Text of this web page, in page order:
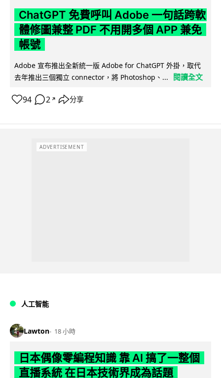
ChatGPT 免費呼叫 Adobe 一句話跨軟
體修圖兼整 PDF 不用開多個 APP 兼免
帳號
Adobe 宣布推出全新統一版 Adobe for ChatGPT 外掛，取代
去年推出三個獨立 connector，將 Photoshop、...
閱讀全文
94 2 ↗ 分享
ADVERTISEMENT
人工智能
Lawton 18 小時
日本偶像零編程知識 靠 AI 搞了一整個
直播系統 在日本技術界成為話題